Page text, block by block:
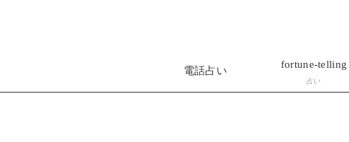
電話占い
fortune-telling
占い